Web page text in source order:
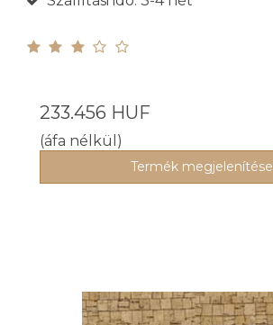
233.456 HUF
(áfa nélkül)
Termék megjelenítése